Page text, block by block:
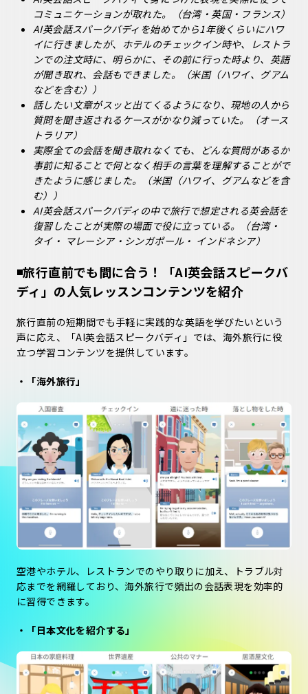
コミュニケーションが取れた。（台湾・英国・フランス）
AI英会話スパークバディを始めてから1年後くらいにハワ
イに行きましたが、ホテルのチェックイン時や、レストラ
ンでの注文時に、明らかに、その前に行った時より、英語
が聞き取れ、会話もできました。（米国（ハワイ、グアム
などを含む））
話したい文章がスッと出てくるようになり、現地の人から
質問を聞き返されるケースがかなり減っていた。（オース
トラリア）
実際全ての会話を聞き取れなくても、どんな質問があるか
事前に知ることで何となく相手の言葉を理解することがで
きたように感じました。（米国（ハワイ、グアムなどを含
む））
AI英会話スパークバディの中で旅行で想定される英会話を
復習したことが実際の場面で役に立っている。（台湾・
タイ・ マレーシア・シンガポール・ インドネシア）
◾️旅行直前でも間に合う！「AI英会話スピークバ
ディ」の人気レッスンコンテンツを紹介
旅行直前の短期間でも手軽に実践的な英語を学びたいという
声に応え、「AI英会話スピークバディ」では、海外旅行に役
立つ学習コンテンツを提供しています。
・「海外旅行」
空港やホテル、レストランでのやり取りに加え、トラブル対
応までを網羅しており、海外旅行で頻出の会話表現を効率的
に習得できます。
・「日本文化を紹介する」